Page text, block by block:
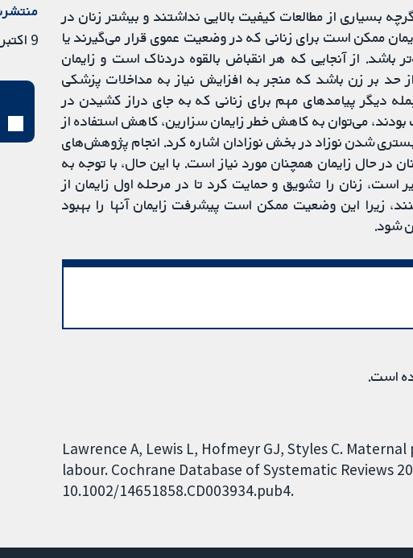
مطالعه (با حضور 5218 زن) بود. اگرچه بسیاری از مطالعات کیفیت بالایی نداشتند و بیشتر زنان در
ممکن است برای زنانی که در وضعیت عموی قرار می‌گیرند یا
از آنجایی که هر انقباض بالقوه دردناک است و زایمان
حد بر زن باشد که منجر به افزایش نیاز به مداخلات پزشکی
دیگر پیامدهای مهم برای زنانی که به جای دراز کشیدن در
می‌توان به کاهش خطر زایمان سزارین، کاهش استفاده از
شدن نوزاد در بخش نوزادان اشاره کرد. انجام پژوهش‌های
در حال زایمان همچنان مورد نیاز است. با این حال، با توجه به
است، زنان را تشویق و حمایت کرد تا در مرحله اول زایمان از
زیرا این وضعیت ممکن است پیشرفت زایمان آنها را بهبود
شود.
است.
Lawrence A, Lewis L, Hofmeyr GJ, Styles C.
labour. Cochrane Database of Systematic Reviews
10.1002/14651858.CD003934.pub4.
9 اکتبر 2013